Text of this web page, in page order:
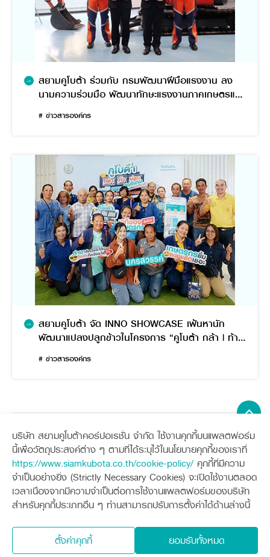
บริษัท สยามคูโบต้าคอร์ปอเรชั่น จำกัด ใช้งานคุกกี้บนแพลตฟอร์ม
นี้เพื่อวัตถุประสงค์ต่าง ๆ ตามที่ได้ระบุไว้ในนโยบายคุกกี้ของเราที่
https://www.siamkubota.co.th/cookie-policy/คุกกี้ที่มีความ
จำเป็นอย่างยิ่ง (Strictly Necessary Cookies) จะเปิดใช้งานตลอด
เวลาเนื่องจากมีความจำเป็นต่อการใช้งานแพลตฟอร์มของบริษัท
สำหรับคุกกี้ประเภทอื่น ๆ ท่านสามารถปรับการตั้งค่าได้ด้านล่างนี้
ยอมรับทั้งหมด
ตั้งค่าคุกกี้
สยามคูโบต้า ร่วมกับ กรมพัฒนาฝีมือแรงงาน ลง
นามความร่วมมือ พัฒนาทักษะแรงงานภาคเกษตรและ
ก่อสร้าง รองรับการจ้างงาน
# ข่าวสารองค์กร
สยามคูโบต้า จัด INNO SHOWCASE เฟ้นหานัก
พัฒนาแปลงปลูกข้าวในโครงการ “คูโบต้า กล้า | ท้า |
ปลูก” ปีที่ 2
# ข่าวสารองค์กร
Sitemap
เครื่องจักรกลการเกษตร
แทรกเตอร์
อุปกรณ์ต่อพ่วงแทรกเตอร์
รถเกี่ยวนวดข้าว
ชุดอุปกรณ์เสริมรถดำนา
เครื่องยนต์ดีเซล
รถไถ
เครื่องจักรกลก่อสร้าง
รถขุดขนาดเล็ก
อุปกรณ์ต่อพ่วงรถขุด
รถตักล้อยาง
สินค้านวัตกรรมการเกษตร
โดรนการเกษตร
ช่องทางการติดตาม ศูนย์ลูกค้าสัมพันธ์คูโบต้า คอนเนค
นโยบายคุ้มครองข้อมูลส่วนบุคคล นโยบายความเป็นส่วนตัว